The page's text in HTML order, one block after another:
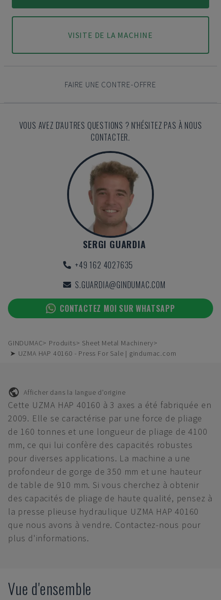
VISITE DE LA MACHINE
FAIRE UNE CONTRE-OFFRE
VOUS AVEZ D'AUTRES QUESTIONS ? N'HÉSITEZ PAS À NOUS
CONTACTER.
SERGI GUARDIA
+49 162 4027635
S.GUARDIA@GINDUMAC.COM
CONTACTEZ MOI SUR WHATSAPP
GINDUMAC Produits
Sheet Metal Machinery
➤ UZMA HAP 40160 - Press For Sale | gindumac.com
Afficher dans la langue d'origine
Cette UZMA HAP 40160 à 3 axes a été fabriquée en
2009. Elle se caractérise par une force de pliage
de 160 tonnes et une longueur de pliage de 4100
mm, ce qui lui confère des capacités robustes
pour diverses applications. La machine a une
profondeur de gorge de 350 mm et une hauteur
de table de 910 mm. Si vous cherchez à obtenir
des capacités de pliage de haute qualité, pensez à
la presse plieuse hydraulique UZMA HAP 40160
que nous avons à vendre. Contactez-nous pour
plus d'informations.
Vue d'ensemble